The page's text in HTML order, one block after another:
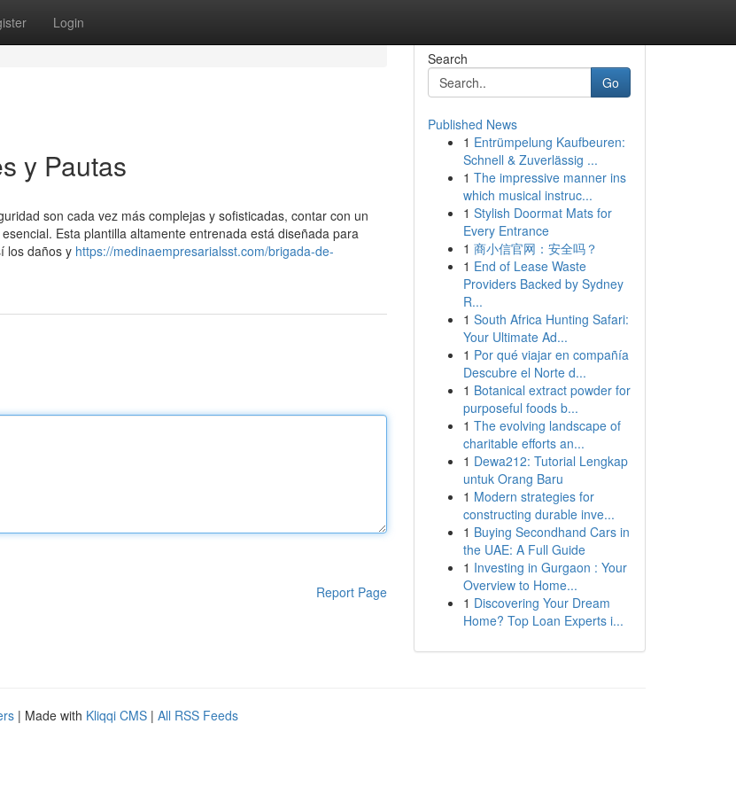
Login
y Pautas
son cada vez más complejas y sofisticadas, contar con un
Esta plantilla altamente entrenada está diseñada para
los daños y https://medinaempresarialsst.com/brigada-de-
Report Page
Search
Go
Published News
1 Entrümpelung Kaufbeuren:
Schnell & Zuverlässig ...
1 The impressive manner ins
which musical instruc...
1 Stylish Doormat Mats for
Every Entrance
1 商小信官网：安全吗？
1 End of Lease Waste
Providers Backed by Sydney
R...
1 South Africa Hunting Safari:
Your Ultimate Ad...
1 Por qué viajar en compañía
Descubre el Norte d...
1 Botanical extract powder for
purposeful foods b...
1 The evolving landscape of
charitable efforts an...
1 Dewa212: Tutorial Lengkap
untuk Orang Baru
1 Modern strategies for
constructing durable inve...
1 Buying Secondhand Cars in
the UAE: A Full Guide
1 Investing in Gurgaon : Your
Overview to Home...
1 Discovering Your Dream
Home? Top Loan Experts i...
| Made with Kliqqi CMS | All RSS Feeds